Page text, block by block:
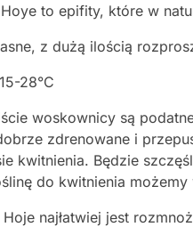
Hoye to epifity, które w
z dużą ilością
15-28°C
woskownicy są
zdrenowane i
kwitnienia. Będzie
do kwitnienia
Hoje najłatwiej jest